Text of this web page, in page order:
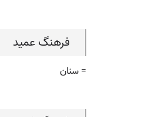
فرهنگ عمید
= سنان